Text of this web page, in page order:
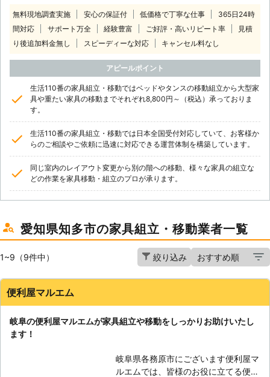
無料現地調査実施 安心の保証付 低価格で丁寧な仕事
365日24時
間対応
サポート万全 経験豊富 ご好評・高いリピート率
見積
り後追加料金無し
スピーディーな対応 キャンセル料なし
アピールポイント
生活110番の家具組立・移動ではベッドやタンスの移動組立から大型家
具や重たい家具の移動までそれぞれ8,800円～（税込）承っておりま
す。
生活110番の家具組立・移動では日本全国受付対応していて、お客様か
らのご相談やご依頼に迅速に対応できる運営体制を構築しています。
同じ室内のレイアウト変更から別の階への移動、様々な家具の組立な
どの作業を家具移動・組立のプロが承ります。
愛知県知多市の家具組立・移動業者一覧
1~9（9件中） 絞り込み
便利屋マルエム
岐阜の便利屋マルエムが家具組立や移動をしっかりお助けいたし
ます！
岐阜県各務原市にございます便利屋マ
ルエムでは、皆様のお役に立てる便利